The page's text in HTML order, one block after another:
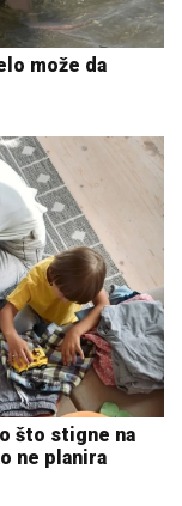
može da
što stigne na
ne planira